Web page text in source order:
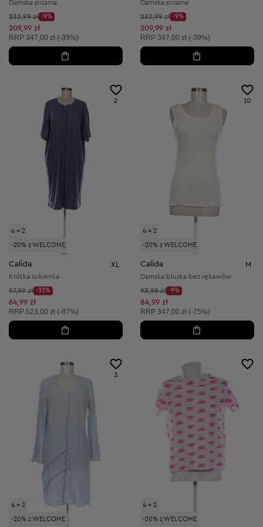
Damska piżama
Cena początkowa:
232,99 zł
Discount Price:
-9%
Obniżona cena:
209,99 zł
Cena sugerowana:
RRP 347,00 zł (-39%)
Damska piżama
Cena początkowa:
232,99 zł
Discount Price:
-9%
Obniżona cena:
209,99 zł
Cena sugerowana:
RRP 347,00 zł (-39%)
4 = 2
-20% z WELCOME
2
Calida XL
Krótka sukienka
Cena początkowa:
97,99 zł
Discount Price:
-33%
Obniżona cena:
64,99 zł
Cena sugerowana:
RRP 523,00 zł (-87%)
4 = 2
-20% z WELCOME
10
Calida M
Damska bluzka bez rękawów
Cena początkowa:
93,99 zł
Discount Price:
-9%
Obniżona cena:
84,99 zł
Cena sugerowana:
RRP 347,00 zł (-75%)
4 = 2
-20% z WELCOME
3
4 = 2
-20% z WELCOME